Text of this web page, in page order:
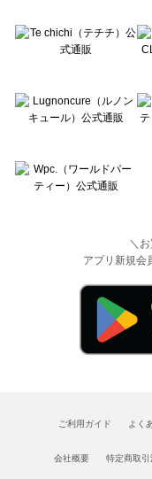
＼
アプリ新規会
ご利用ガイド よく
会社概要 特定商取引